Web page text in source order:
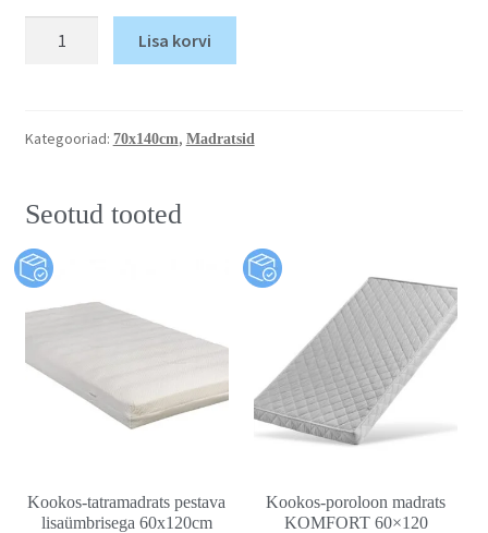
Lisa korvi
Kategooriad: 70x140cm, Madratsid
Seotud tooted
Kookos-tatramadrats pestava
lisaümbrisega 60x120cm
Kookos-poroloon madrats
KOMFORT 60×120